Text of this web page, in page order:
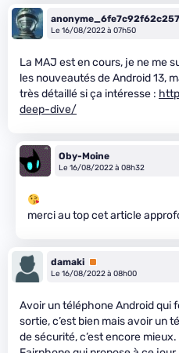
Le 16/08/2022 à 07h50
La MAJ est en cours, je ne me
les nouveautés de Android 13,
très détaillé si ça intéresse :
deep-dive/
Oby-Moine
Le 16/08/2022 à 08h32
merci au top cet article
damaki Premium
Le 16/08/2022 à 08h00
Avoir un téléphone Android qui
sortie, c’est bien mais avoir un
de sécurité, c’est encore